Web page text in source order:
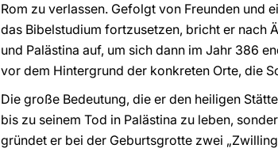
Rom zu verlassen. Gefolgt von Freunden und
das Bibelstudium fortzusetzen, bricht er nach
und Palästina auf, um sich dann im Jahr 386
vor dem Hintergrund der konkreten Orte, die
Die große Bedeutung, die er den heiligen
bis zu seinem Tod in Palästina zu leben,
gründet er bei der Geburtsgrotte zwei